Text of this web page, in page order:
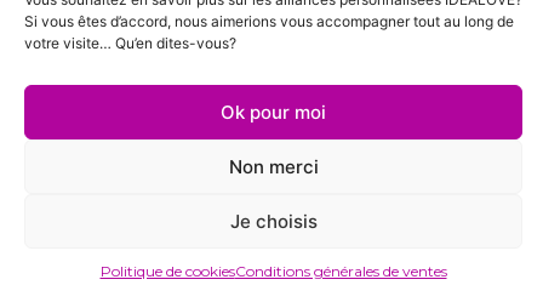
Si vous êtes d’accord, nous aimerions vous accompagner tout au long de
votre visite… Qu’en dites-vous?
Ok pour moi
Non merci
Je choisis
Politique de cookiesConditions générales de ventes